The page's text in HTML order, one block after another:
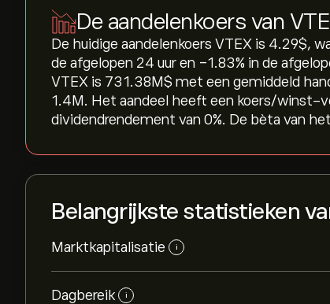
De aandelenkoers van
De huidige aandelenkoers VTEX is 4.29‎$‎,
de afgelopen 24 uur en ‎-1.83‎% in de
VTEX is 731.38M‎$‎ met een gemiddeld
1.4M. Het aandeel heeft een koers/winst-
dividendrendement van 0%. De bèta van
Belangrijkste statistieken
Marktkapitalisatie i
Dagbereik i